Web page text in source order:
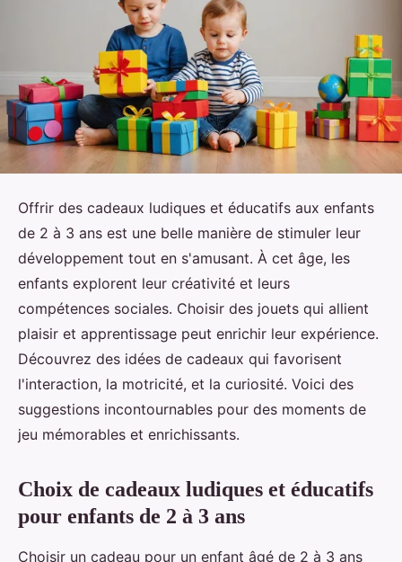
Offrir des cadeaux ludiques et éducatifs aux enfants
de 2 à 3 ans est une belle manière de stimuler leur
développement tout en s'amusant. À cet âge, les
enfants explorent leur créativité et leurs
compétences sociales. Choisir des jouets qui allient
plaisir et apprentissage peut enrichir leur expérience.
Découvrez des idées de cadeaux qui favorisent
l'interaction, la motricité, et la curiosité. Voici des
suggestions incontournables pour des moments de
jeu mémorables et enrichissants.
Choix de cadeaux ludiques et éducatifs
pour enfants de 2 à 3 ans
Choisir un cadeau pour un enfant âgé de 2 à 3 ans